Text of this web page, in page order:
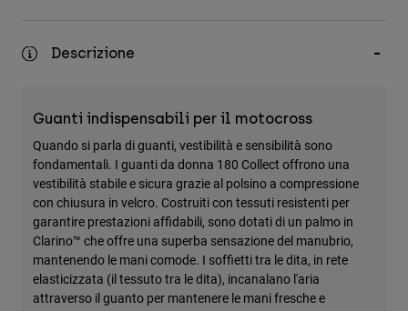
Tutti gli accessori
Cappelli e Berretti
Vedi tutto
Descrizione
Guanti indispensabili per il motocross
Quando si parla di guanti, vestibilità e sensibilità sono
fondamentali. I guanti da donna 180 Collect offrono una
vestibilità stabile e sicura grazie al polsino a compressione
con chiusura in velcro. Costruiti con tessuti resistenti per
garantire prestazioni affidabili, sono dotati di un palmo in
Clarino™ che offre una superba sensazione del manubrio,
mantenendo le mani comode. I soffietti tra le dita, in rete
elasticizzata (il tessuto tra le dita), incanalano l'aria
attraverso il guanto per mantenere le mani fresche e